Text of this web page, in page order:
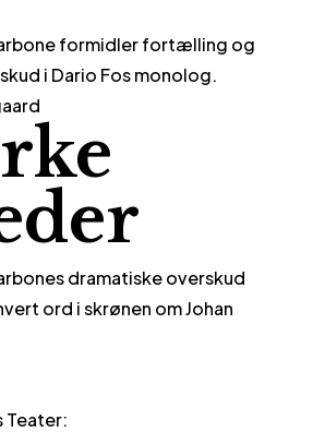
formidler fortælling og
i Dario Fos monolog.
dramatiske overskud
ord i skrønen om Johan
Teater: